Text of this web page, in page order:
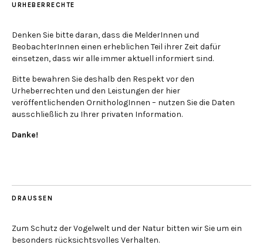
URHEBERRECHTE
Denken Sie bitte daran, dass die MelderInnen und
BeobachterInnen einen erheblichen Teil ihrer Zeit dafür
einsetzen, dass wir alle immer aktuell informiert sind.
Bitte bewahren Sie deshalb den Respekt vor den
Urheberrechten und den Leistungen der hier
veröffentlichenden OrnithologInnen – nutzen Sie die Daten
ausschließlich zu Ihrer privaten Information.
Danke!
DRAUSSEN
Zum Schutz der Vogelwelt und der Natur bitten wir Sie um ein
besonders rücksichtsvolles Verhalten.